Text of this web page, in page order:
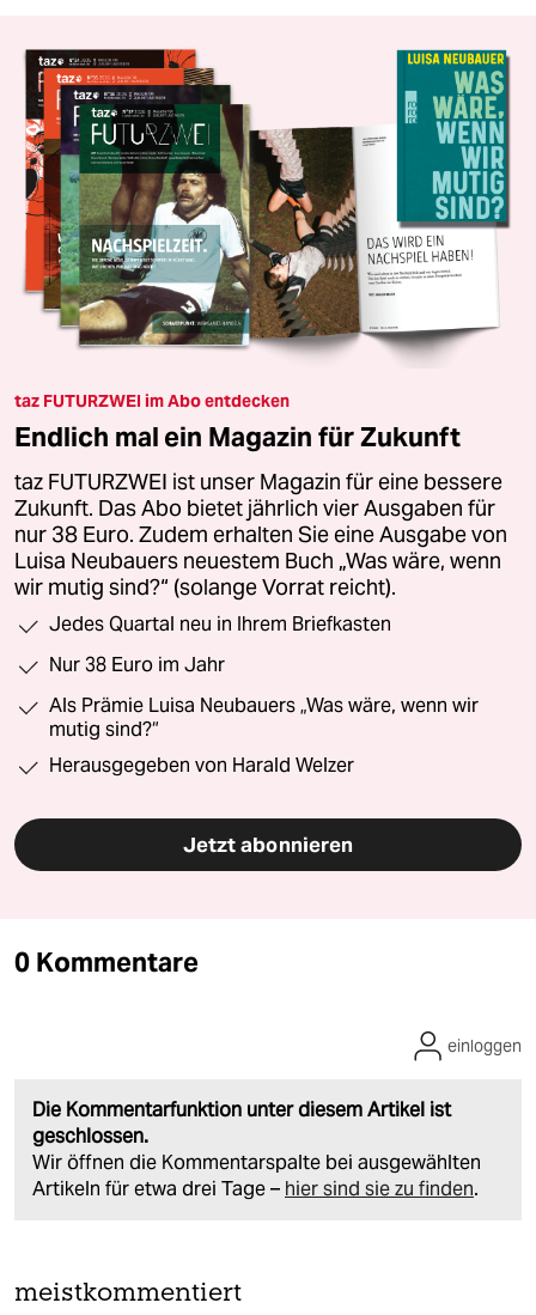
taz FUTURZWEI im Abo entdecken
Endlich mal ein Magazin für Zukunft
taz FUTURZWEI ist unser Magazin für eine bessere
Zukunft. Das Abo bietet jährlich vier Ausgaben für
nur 38 Euro. Zudem erhalten Sie eine Ausgabe von
Luisa Neubauers neuestem Buch „Was wäre, wenn
wir mutig sind?“ (solange Vorrat reicht).
Jedes Quartal neu in Ihrem Briefkasten
Nur 38 Euro im Jahr
Als Prämie Luisa Neubauers „Was wäre, wenn wir
mutig sind?“
Herausgegeben von Harald Welzer
Jetzt abonnieren
0 Kommentare
Die Kommentarfunktion unter diesem Artikel ist
geschlossen.
Wir öffnen die Kommentarspalte bei ausgewählten
Artikeln für etwa drei Tage – hier sind sie zu finden.
einloggen
meistkommentiert